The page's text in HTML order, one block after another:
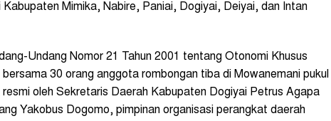
Mimika, Nabire, Paniai, Dogiyai, Deiyai, dan Intan
Undang Nomor 21 Tahun 2001 tentang Otonomi Khusus
30 orang anggota rombongan tiba di Mowanemani pukul
oleh Sekretaris Daerah Kabupaten Dogiyai Petrus Agapa
Yakobus Dogomo, pimpinan organisasi perangkat daerah